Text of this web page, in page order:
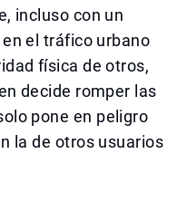
incluso con un
el tráfico urbano
física de otros,
decide romper las
pone en peligro
la de otros usuarios